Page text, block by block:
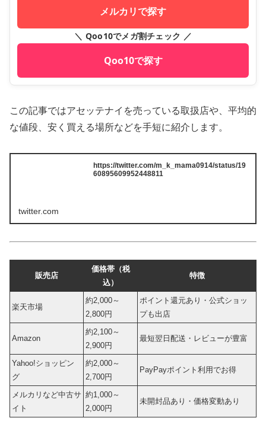
メルカリで探す
＼ Qoo10でメガ割チェック ／
Qoo10で探す
この記事ではアセッテナイを売っている取扱店や、平均的
な値段、安く買える場所などを手短に紹介します。
https://twitter.com/m_k_mama0914/status/19
60895609952448811
twitter.com
販売店
価格帯（税
込）
特徴
楽天市場
約2,000～
2,800円
ポイント還元あり・公式ショッ
プも出店
Amazon
約2,100～
2,900円
最短翌日配送・レビューが豊富
Yahoo!ショッピン
グ
約2,000～
2,700円
PayPayポイント利用でお得
メルカリなど中古サ
イト
約1,000～
2,000円
未開封品あり・価格変動あり